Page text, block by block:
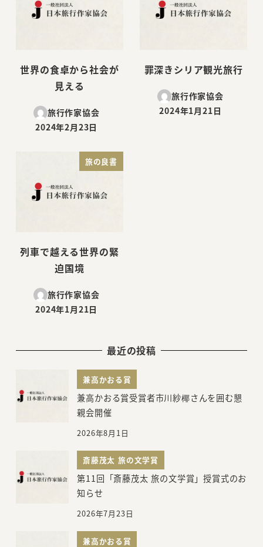
世界の食卓から社会が
見える
旅行作家協会
投稿日
2024年2月23日
罪深きシリア観光旅行
旅行作家協会
投稿日
2024年1月21日
旅の良書
列車で越える世界の緊
迫国境
旅行作家協会
投稿日
2024年1月21日
最近の投稿
兼高かおる賞
兼高かおる賞受賞者市川紗椰さんを囲む懇
親会開催
2026年8月1日
斎藤茂太 旅の文学賞
第11回「斎藤茂太 旅の文学賞」授賞式のお
知らせ
2026年7月23日
兼高かおる賞